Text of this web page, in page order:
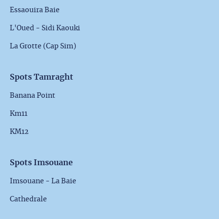
Essaouira Baie
L'Oued - Sidi Kaouki
La Grotte (Cap Sim)
Spots Tamraght
Banana Point
Km11
KM12
Spots Imsouane
Imsouane - La Baie
Cathedrale